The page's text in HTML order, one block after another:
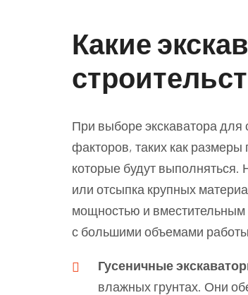
Какие
При выборе экскаватора для
факторов, таких как
которые будут выполняться.
или отсыпка крупных
мощностью и вместительным
с большими объемами работы,
Гусеничные
влажных грунтах. Они